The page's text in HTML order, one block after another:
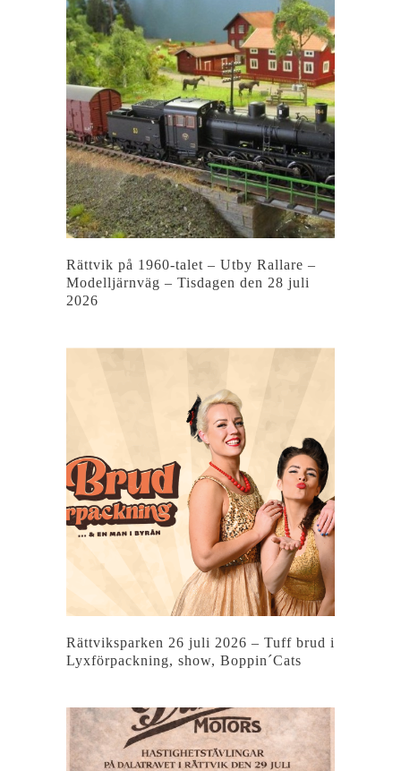
Rättvik på 1960-talet – Utby Rallare –
Modelljärnväg – Tisdagen den 28 juli
2026
Rättviksparken 26 juli 2026 – Tuff brud i
Lyxförpackning, show, Boppin´Cats